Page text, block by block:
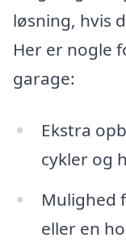
løsning, hvis
Her er nogle
garage:
Ekstra
cykler og
Mulighed
eller en